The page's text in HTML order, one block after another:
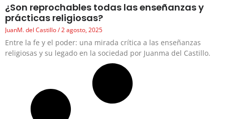
¿Son reprochables todas las enseñanzas y
prácticas religiosas?
JuanM. del Castillo 2 agosto, 2025
Entre la fe y el poder: una mirada crítica a las enseñanzas
religiosas y su legado en la sociedad por Juanma del Castillo.